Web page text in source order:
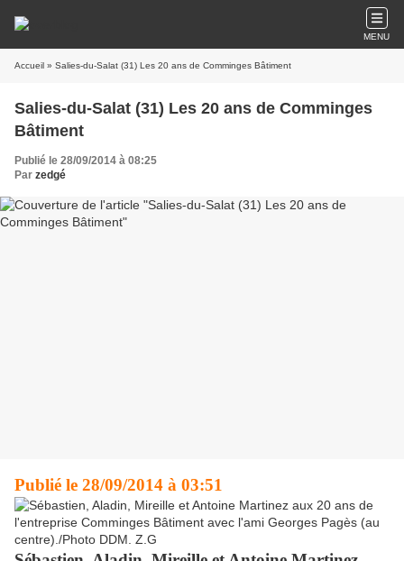
MENU
Accueil » Salies-du-Salat (31) Les 20 ans de Comminges Bâtiment
Salies-du-Salat (31) Les 20 ans de Comminges
Bâtiment
Publié le 28/09/2014 à 08:25
Par zedgé
Publié le 28/09/2014 à 03:51